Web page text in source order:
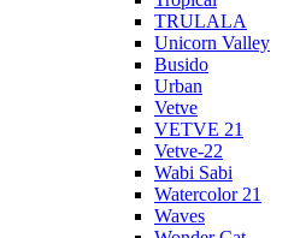
TRULALA
Unicorn Valley
Busido
Urban
Vetve
VETVE 21
Vetve-22
Wabi Sabi
Watercolor 21
Waves